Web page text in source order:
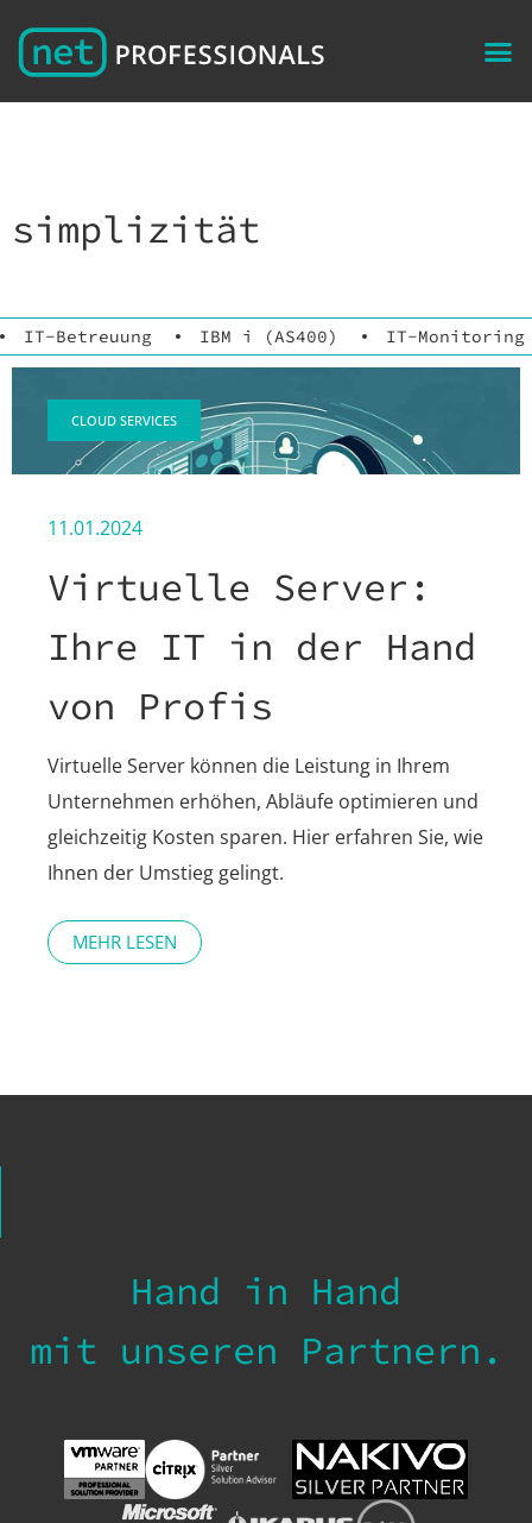
simplizität
IT-Betreuung IBM i (AS400) IT-Monitoring
CLOUD SERVICES
11.01.2024
Virtuelle Server:
Ihre IT in der Hand
von Profis
Virtuelle Server können die Leistung in Ihrem
Unternehmen erhöhen, Abläufe optimieren und
gleichzeitig Kosten sparen. Hier erfahren Sie, wie
Ihnen der Umstieg gelingt.
MEHR LESEN
Hand in Hand
mit unseren Partnern.